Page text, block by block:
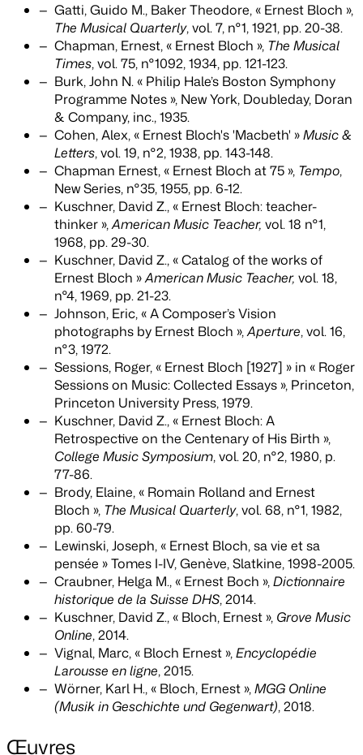
Gatti, Guido M., Baker Theodore, « Ernest Bloch »,
The Musical Quarterly, vol. 7, n°1, 1921, pp. 20-38.
Chapman, Ernest, « Ernest Bloch », The Musical
Times, vol. 75, n°1092, 1934, pp. 121-123.
Burk, John N. « Philip Hale’s Boston Symphony
Programme Notes », New York, Doubleday, Doran
& Company, inc., 1935.
Cohen, Alex, « Ernest Bloch's 'Macbeth' »Music &
Letters, vol. 19, n°2, 1938, pp. 143-148.
Chapman Ernest, « Ernest Bloch at 75 », Tempo,
New Series, n°35, 1955, pp. 6-12.
Kuschner, David Z., « Ernest Bloch: teacher-
thinker »,American Music Teacher,vol. 18 n°1,
1968, pp. 29-30.
Kuschner, David Z., « Catalog of the works of
Ernest Bloch »American Music Teacher,vol. 18,
n°4, 1969, pp. 21-23.
Johnson, Eric, « A Composer’s Vision
photographs by Ernest Bloch »,Aperture, vol. 16,
n°3, 1972.
Sessions, Roger, « Ernest Bloch [1927] » in « Roger
Sessions on Music: Collected Essays », Princeton,
Princeton University Press, 1979.
Kuschner, David Z., « Ernest Bloch: A
Retrospective on the Centenary of His Birth »,
College Music Symposium, vol. 20, n°2, 1980, p.
77-86.
Brody, Elaine, « Romain Rolland and Ernest
Bloch », The Musical Quarterly, vol. 68, n°1, 1982,
pp. 60-79.
Lewinski, Joseph, « Ernest Bloch, sa vie et sa
pensée » Tomes I-IV, Genève, Slatkine, 1998-2005.
Craubner, Helga M., « Ernest Boch »,Dictionnaire
historique de la Suisse DHS, 2014.
Kuschner, David Z., « Bloch, Ernest », Grove Music
Online, 2014.
Vignal, Marc, « Bloch Ernest »,Encyclopédie
Larousse en ligne, 2015.
Wörner, Karl H., « Bloch, Ernest »,MGG Online
(Musik in Geschichte und Gegenwart), 2018.
Œuvres